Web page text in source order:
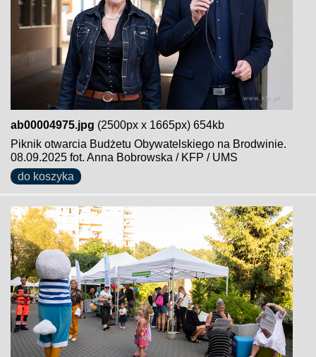
ab00004975.jpg (2500px x 1665px) 654kb
Piknik otwarcia Budżetu Obywatelskiego na Brodwinie.
08.09.2025 fot. Anna Bobrowska / KFP / UMS
do koszyka